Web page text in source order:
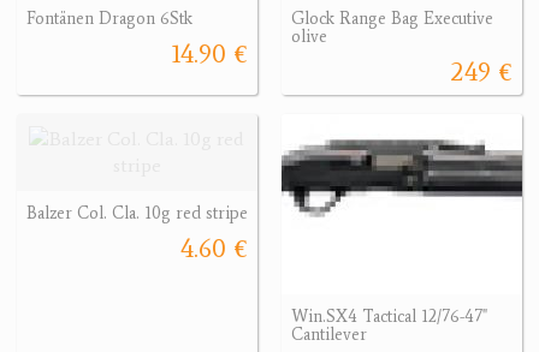
Fontänen Dragon 6Stk
14.90 €
Glock Range Bag Executive
olive
249 €
Balzer Col. Cla. 10g red stripe
4.60 €
Win.SX4 Tactical 12/76-47"
Cantilever